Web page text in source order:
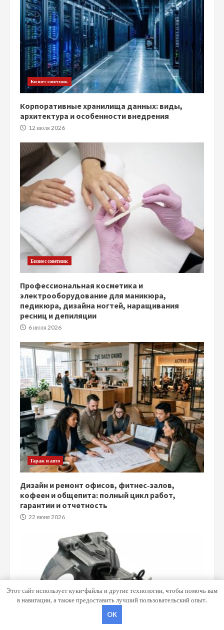
Бизнес советник
Корпоративные хранилища данных: виды,
архитектура и особенности внедрения
12 июля 2026
Бизнес советник
Профессиональная косметика и
электрооборудование для маникюра,
педикюра, дизайна ногтей, наращивания
ресниц и депиляции
6 июля 2026
Гараж и авто
Дизайн и ремонт офисов, фитнес‑залов,
кофеен и общепита: полный цикл работ,
гарантии и отчетность
22 июня 2026
Этот сайт использует куки-файлы и другие технологии, чтобы помочь вам
в навигации, а также предоставить лучший пользовательский опыт.
OK